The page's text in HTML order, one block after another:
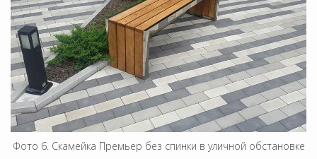
Фото 6. Скамейка Премьер без спинки в уличной обстановке